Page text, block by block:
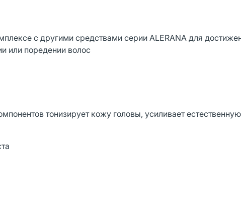
с другими средствами серии ALERANA для
или поредении волос
тонизирует кожу головы, усиливает